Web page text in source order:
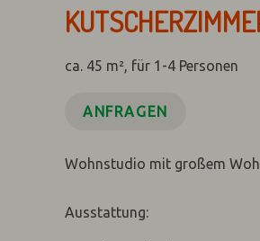
ca. 45 m², für 1-4 Personen
ANFRAGEN
Wohnstudio mit großem
Ausstattung: